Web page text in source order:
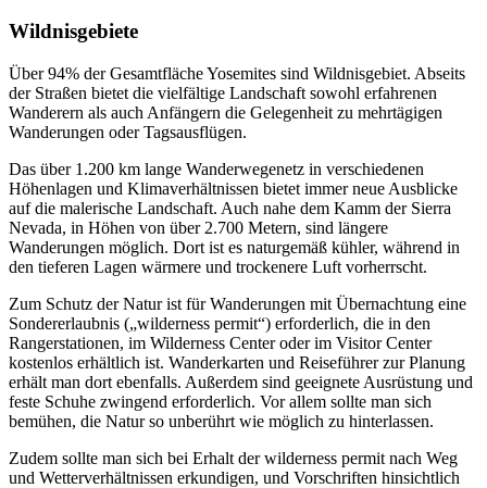
Wildnisgebiete
Über 94% der Gesamtfläche Yosemites sind Wildnisgebiet. Abseits
der Straßen bietet die vielfältige Landschaft sowohl erfahrenen
Wanderern als auch Anfängern die Gelegenheit zu mehrtägigen
Wanderungen oder Tagsausflügen.
Das über 1.200 km lange Wanderwegenetz in verschiedenen
Höhenlagen und Klimaverhältnissen bietet immer neue Ausblicke
auf die malerische Landschaft. Auch nahe dem Kamm der Sierra
Nevada, in Höhen von über 2.700 Metern, sind längere
Wanderungen möglich. Dort ist es naturgemäß kühler, während in
den tieferen Lagen wärmere und trockenere Luft vorherrscht.
Zum Schutz der Natur ist für Wanderungen mit Übernachtung eine
Sondererlaubnis („wilderness permit“) erforderlich, die in den
Rangerstationen, im Wilderness Center oder im Visitor Center
kostenlos erhältlich ist. Wanderkarten und Reiseführer zur Planung
erhält man dort ebenfalls. Außerdem sind geeignete Ausrüstung und
feste Schuhe zwingend erforderlich. Vor allem sollte man sich
bemühen, die Natur so unberührt wie möglich zu hinterlassen.
Zudem sollte man sich bei Erhalt der wilderness permit nach Weg
und Wetterverhältnissen erkundigen, und Vorschriften hinsichtlich